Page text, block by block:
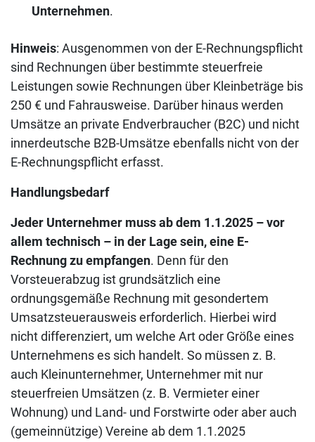
Unternehmen.
Hinweis: Ausgenommen von der E-Rechnungspflicht
sind Rechnungen über bestimmte steuerfreie
Leistungen sowie Rechnungen über Kleinbeträge bis
250 € und Fahrausweise. Darüber hinaus werden
Umsätze an private Endverbraucher (B2C) und nicht
innerdeutsche B2B-Umsätze ebenfalls nicht von der
E-Rechnungspflicht erfasst.
Handlungsbedarf
Jeder Unternehmer muss ab dem 1.1.2025 – vor
allem technisch – in der Lage sein, eine E-
Rechnungzu empfangen. Denn für den
Vorsteuerabzug ist grundsätzlich eine
ordnungsgemäße Rechnung mit gesondertem
Umsatzsteuerausweis erforderlich. Hierbei wird
nicht differenziert, um welche Art oder Größe eines
Unternehmens es sich handelt. So müssen z. B.
auch Kleinunternehmer, Unternehmer mit nur
steuerfreien Umsätzen (z. B. Vermieter einer
Wohnung) und Land- und Forstwirte oder aber auch
(gemeinnützige) Vereine ab dem 1.1.2025